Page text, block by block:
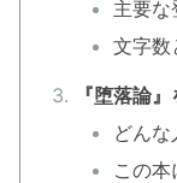
主要な
文字数
『堕落論
どん
この